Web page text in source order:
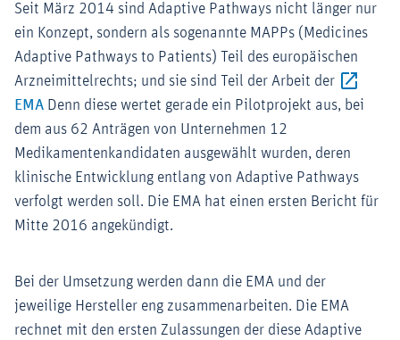
Seit März 2014 sind Adaptive Pathways nicht länger nur
ein Konzept, sondern als sogenannte MAPPs (Medicines
Adaptive Pathways to Patients) Teil des europäischen
Arzneimittelrechts; und sie sind Teil der Arbeit der
EMA Externer-Link (Öffnet im neuen Fenster)
Denn diese wertet gerade ein Pilotprojekt aus, bei
dem aus 62 Anträgen von Unternehmen 12
Medikamentenkandidaten ausgewählt wurden, deren
klinische Entwicklung entlang von Adaptive Pathways
verfolgt werden soll. Die EMA hat einen ersten Bericht für
Mitte 2016 angekündigt.
Bei der Umsetzung werden dann die EMA und der
jeweilige Hersteller eng zusammenarbeiten. Die EMA
rechnet mit den ersten Zulassungen der diese Adaptive